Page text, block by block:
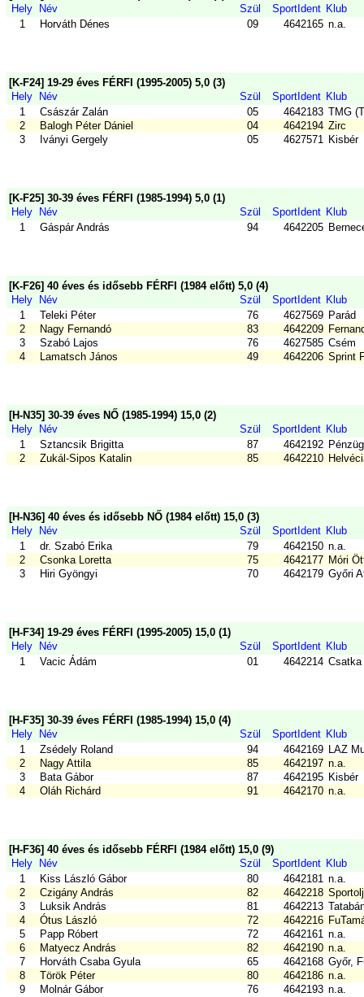
Hely
Név Szül SportIdent Klub
1
Horváth Dénes 09 4642165 n.a.
[K-F24] 19-29 éves FÉRFI (1995-2005) 5,0 (3)
Hely
Név Szül SportIdent Klub
1
Császár Zalán 05 4642183 TMG
2
Balogh Péter Dániel 04 4642194 Zirc
3
Iványi Gergely 05 4627571 Kisbér
[K-F25] 30-39 éves FÉRFI (1985-1994) 5,0 (1)
Hely
Név Szül SportIdent Klub
1
Gáspár András 94 4642205
[K-F26] 40 éves és idősebb FÉRFI (1984 előtt) 5,0 (4)
Hely
Név Szül SportIdent Klub
1
Teleki Péter 76 4627569 Parád
2
Nagy Fernandó 83 4642209
3
Szabó Lajos 76 4627585 Csém
4
Lamatsch János 49 4642206 Sprint
[H-N35] 30-39 éves NŐ (1985-1994) 15,0 (2)
Hely
Név Szül SportIdent Klub
1
Sztancsik Brigitta 87 4642192
2
Zukál-Sipos Katalin 85 4642210
[H-N36] 40 éves és idősebb NŐ (1984 előtt) 15,0 (3)
Hely
Név Szül SportIdent Klub
1
dr. Szabó Erika 79 4642150 n.a.
2
Csonka Loretta 75 4642177 Móri
3
Hiri Gyöngyi 70 4642179 Győri
[H-F34] 19-29 éves FÉRFI (1995-2005) 15,0 (1)
Hely
Név Szül SportIdent Klub
1
Vacic Ádám 01 4642214 Csatka
[H-F35] 30-39 éves FÉRFI (1985-1994) 15,0 (4)
Hely
Név Szül SportIdent Klub
1
Zsédely Roland 94 4642169 LAZ
2
Nagy Attila 85 4642197 n.a.
3
Bata Gábor 87 4642195 Kisbér
4
Oláh Richárd 91 4642170 n.a.
[H-F36] 40 éves és idősebb FÉRFI (1984 előtt) 15,0 (9)
Hely
Név Szül SportIdent Klub
1
Kiss László Gábor 80 4642181 n.a.
2
Czigány András 82 4642218
3
Luksik András 81 4642213
4
Ótus László 72 4642216
5
Papp Róbert 72 4642161 n.a.
6
Matyecz András 82 4642190 n.a.
7
Horváth Csaba Gyula 65 4642168 Győr,
8
Török Péter 80 4642186 n.a.
9
Molnár Gábor 76 4642193 n.a.